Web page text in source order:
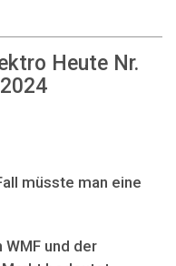
Heute Nr.
müsste man eine
und der